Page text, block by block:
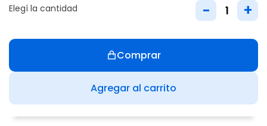
Elegí la cantidad - +
Agregar al carrito
Comprar